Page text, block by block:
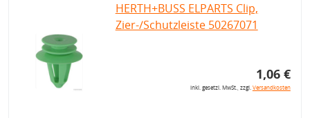
HERTH+BUSS ELPARTS Clip,
Zier-/Schutzleiste 50267071
1,06 €
inkl. gesetzl. MwSt., zzgl.Versandkosten